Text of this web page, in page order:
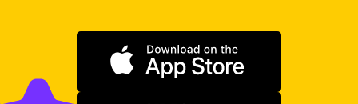
Descargar en App Store